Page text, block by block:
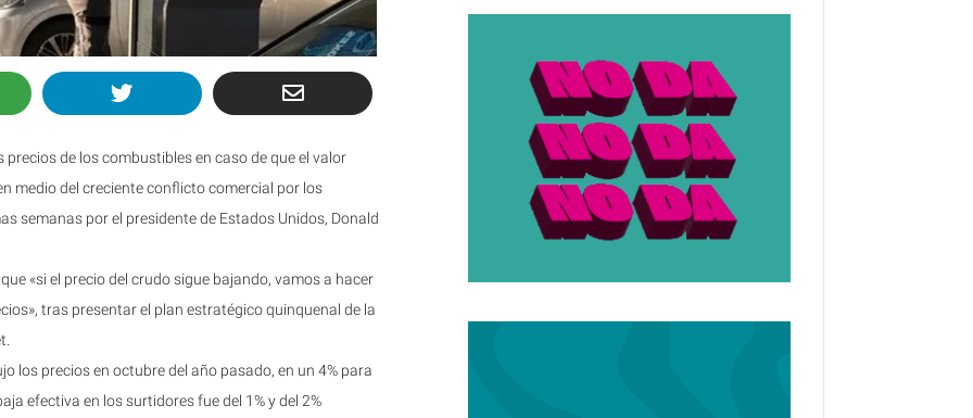
de los combustibles en caso de que el valor
medio del creciente conflicto comercial por los
semanas por el presidente de Estados Unidos, Donald
«si el precio del crudo sigue bajando, vamos a hacer
tras presentar el plan estratégico quinquenal de la
los precios en octubre del año pasado, en un 4% para
efectiva en los surtidores fue del 1% y del 2%